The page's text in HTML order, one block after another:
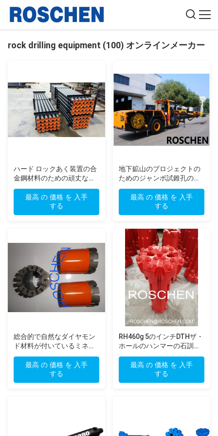
rock drilling equipment (100) オンラインメーカー
ハード ロックあく装置の合
金鋼材料のための頑丈な
DTHのドリル管
最高 の 価格 を 入手
する
地下鉱山のプロジェクトの
ためのジャンボ試錐孔の鋭
い装置をあける油圧上のハ
ンマー最高 の 価格 を 入手
する
総合的で自然なダイヤモン
ド材料が付いているミネラ
ル調査の石訓練装置の装備
の穴あけ工具
最高 の 価格 を 入手
する
RH460g 5のインチDTHザ・
ホールのハンマーの石訓練
のハード ロック
最高 の 価格 を 入手
する